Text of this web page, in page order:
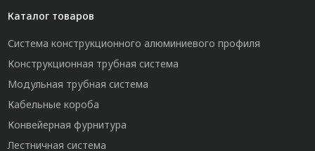
Каталог товаров
Система конструкционного алюминиевого профиля
Конструкционная трубная система
Модульная трубная система
Кабельные короба
Конвейерная фурнитура
Лестничная система